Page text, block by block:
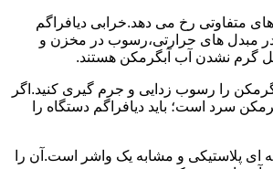
متفاوتی رخ می دهد.خرابی دیافراگم
مبدل های حرارتی،رسوب در مخزن و
گرم نشدن آب آبگرمکن هستند.
را رسوب زدایی و جرم گیری کنید.اگر
سرد است؛ باید دیافراگم دستگاه را
ای پلاستیکی و مشابه یک واشر است.آن را